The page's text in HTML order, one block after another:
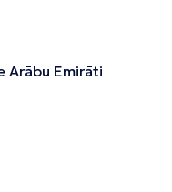
Arābu Emirāti